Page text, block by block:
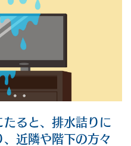
ると、排水詰りに
近隣や階下の方々